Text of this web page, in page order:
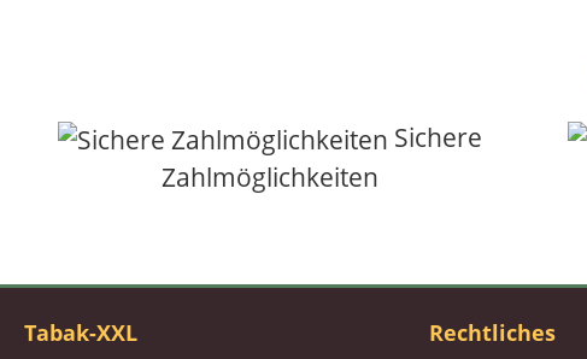
Sichere
Zahlmöglichkeiten
Tabak-XXL Rechtliches